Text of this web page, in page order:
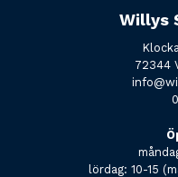
Willys
72344
lördag: 10-15